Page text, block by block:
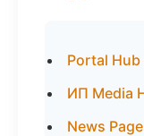
Portal
ИП Media
News